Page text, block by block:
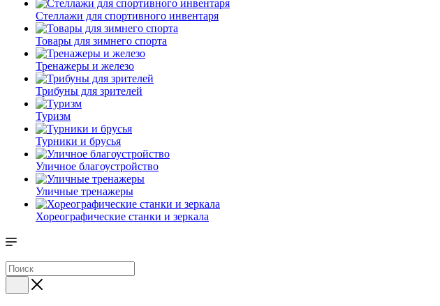
Стеллажи для спортивного инвентаря
Товары для зимнего спорта
Тренажеры и железо
Трибуны для зрителей
Туризм
Турники и брусья
Уличное благоустройство
Уличные тренажеры
Хореографические станки и зеркала